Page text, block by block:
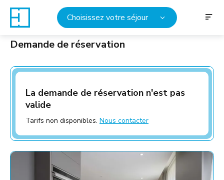
Choisissez votre séjour
Demande de réservation
La demande de réservation n'est pas
valide
Tarifs non disponibles. Nous contacter